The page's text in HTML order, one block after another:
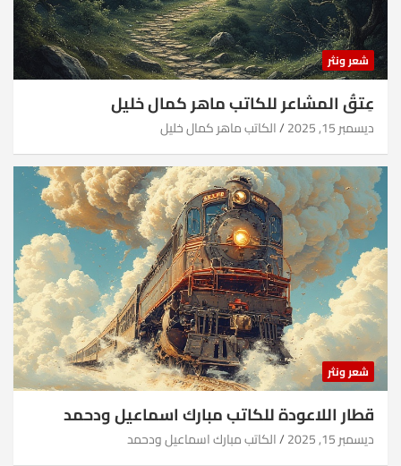
شعر ونثر
عِتقُ المشاعر للكاتب ماهر كمال خليل
ديسمبر 15, 2025 الكاتب ماهر كمال خليل
شعر ونثر
قطار اللاعودة للكاتب مبارك اسماعيل ودحمد
ديسمبر 15, 2025 الكاتب مبارك اسماعيل ودحمد